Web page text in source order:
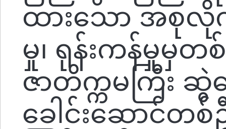
ထားသော အစု
မှု၊ ရုန်းကန်မှုမှ
ဇာတိက္ကမကြီး
ခေါင်းဆောင်တ